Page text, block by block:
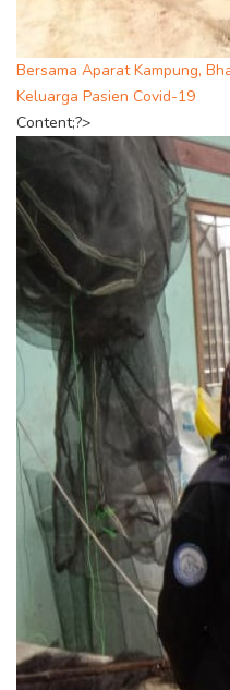
Bersama Aparat Kampung,
Keluarga Pasien Covid-19
Content;?>